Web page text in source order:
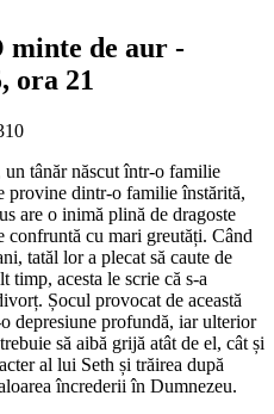
de aur -
ora 21
tânăr născut într-o familie
provine dintr-o familie înstărită,
are o inimă plină de dragoste
confruntă cu mari greutăți. Când
tatăl lor a plecat să caute de
acesta le scrie că s-a
Șocul provocat de această
depresiune profundă, iar ulterior
să aibă grijă atât de el, cât și
al lui Seth și trăirea după
încrederii în Dumnezeu.